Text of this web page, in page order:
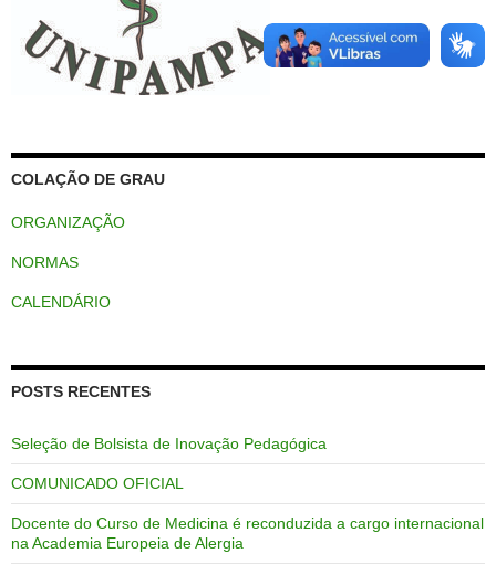
COLAÇÃO DE GRAU
ORGANIZAÇÃO
NORMAS
CALENDÁRIO
POSTS RECENTES
Seleção de Bolsista de Inovação Pedagógica
COMUNICADO OFICIAL
Docente do Curso de Medicina é reconduzida a cargo internacional
na Academia Europeia de Alergia